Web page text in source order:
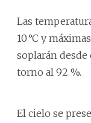
Las
10 °C y
soplarán desde
torno al 92 %.
El cielo se